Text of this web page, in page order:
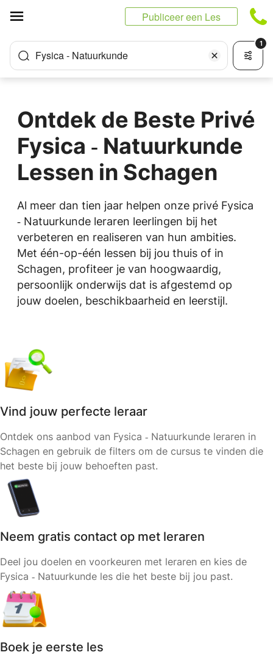
Publiceer een Les
Fysica - Natuurkunde
1
Ontdek de Beste Privé
Fysica ‑ Natuurkunde
Lessen in Schagen
Al meer dan tien jaar helpen onze privé Fysica
‑ Natuurkunde leraren leerlingen bij het
verbeteren en realiseren van hun ambities.
Met één-op-één lessen bij jou thuis of in
Schagen, profiteer je van hoogwaardig,
persoonlijk onderwijs dat is afgestemd op
jouw doelen, beschikbaarheid en leerstijl.
Vind jouw perfecte leraar
Ontdek ons aanbod van Fysica ‑ Natuurkunde leraren in
Schagen en gebruik de filters om de cursus te vinden die
het beste bij jouw behoeften past.
Neem gratis contact op met leraren
Deel jou doelen en voorkeuren met leraren en kies de
Fysica ‑ Natuurkunde les die het beste bij jou past.
Boek je eerste les